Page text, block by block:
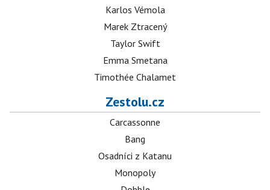
Karlos Vémola
Marek Ztracený
Taylor Swift
Emma Smetana
Timothée Chalamet
Zestolu.cz
Carcassonne
Bang
Osadníci z Katanu
Monopoly